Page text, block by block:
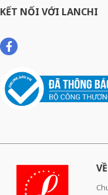
KẾT NỐI VỚI LANCHI